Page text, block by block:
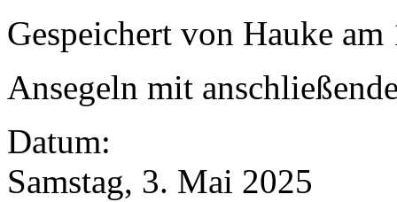
Gespeichert von Hauke am
Ansegeln mit
Datum:
Samstag, 3. Mai 2025